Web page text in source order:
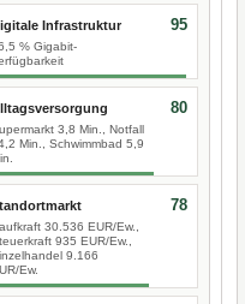
Infrastruktur
% Gigabit-
95
3,8 Min., Notfall
Min., Schwimmbad 5,9
80
30.536 EUR/Ew.,
935 EUR/Ew.,
9.166
Ew.
78